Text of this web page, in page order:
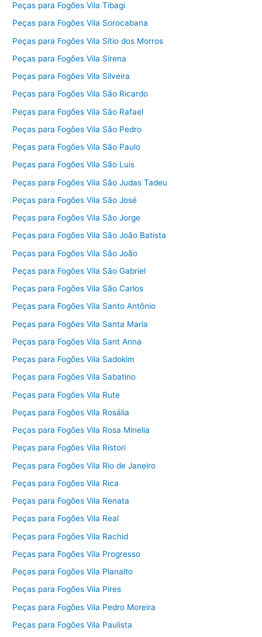
Peças para Fogões Vila Tibagi
Peças para Fogões Vila Sorocabana
Peças para Fogões Vila Sítio dos Morros
Peças para Fogões Vila Sirena
Peças para Fogões Vila Silveira
Peças para Fogões Vila São Ricardo
Peças para Fogões Vila São Rafael
Peças para Fogões Vila São Pedro
Peças para Fogões Vila São Paulo
Peças para Fogões Vila São Luis
Peças para Fogões Vila São Judas Tadeu
Peças para Fogões Vila São José
Peças para Fogões Vila São Jorge
Peças para Fogões Vila São João Batista
Peças para Fogões Vila São João
Peças para Fogões Vila São Gabriel
Peças para Fogões Vila São Carlos
Peças para Fogões Vila Santo Antônio
Peças para Fogões Vila Santa Maria
Peças para Fogões Vila Sant Anna
Peças para Fogões Vila Sadokim
Peças para Fogões Vila Sabatino
Peças para Fogões Vila Rute
Peças para Fogões Vila Rosália
Peças para Fogões Vila Rosa Minelia
Peças para Fogões Vila Ristori
Peças para Fogões Vila Rio de Janeiro
Peças para Fogões Vila Rica
Peças para Fogões Vila Renata
Peças para Fogões Vila Real
Peças para Fogões Vila Rachid
Peças para Fogões Vila Progresso
Peças para Fogões Vila Planalto
Peças para Fogões Vila Pires
Peças para Fogões Vila Pedro Moreira
Peças para Fogões Vila Paulista